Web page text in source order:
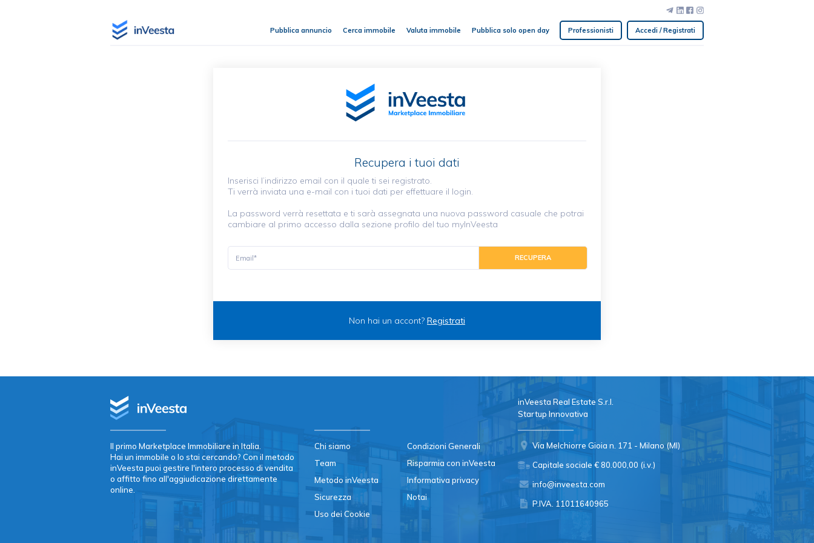
Accedi / Registrati
Professionisti
Pubblica solo open day
Valuta immobile
Cerca immobile
Pubblica annuncio
Recupera i tuoi dati
Inserisci l’indirizzo email con il quale ti sei registrato.
Ti verrà inviata una e-mail con i tuoi dati per effettuare il login.
La password verrà resettata e ti sarà assegnata una nuova password casuale che potrai
cambiare al primo accesso dalla sezione profilo del tuo myInVeesta
RECUPERA
Non hai un accont? Registrati
Il primo Marketplace Immobiliare in Italia.
Hai un immobile o lo stai cercando? Con il metodo
inVeesta puoi gestire l'intero processo di vendita
o affitto fino all'aggiudicazione direttamente
online.
Chi siamo
Condizioni Generali
Team
Risparmia con inVeesta
Metodo inVeesta
Informativa privacy
Sicurezza
Notai
Uso dei Cookie
inVeesta Real Estate S.r.l.
Startup Innovativa
Via Melchiorre Gioia n. 171 - Milano (MI)
Capitale sociale € 80.000,00 (i.v.)
info@inveesta.com
P.IVA. 11011640965